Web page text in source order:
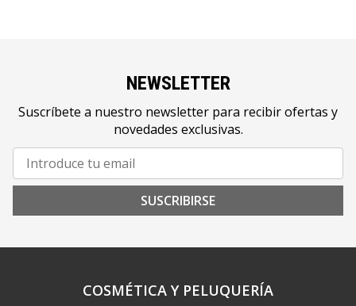
NEWSLETTER
Suscríbete a nuestro newsletter para recibir ofertas y
novedades exclusivas.
SUSCRIBIRSE
COSMÉTICA Y PELUQUERÍA